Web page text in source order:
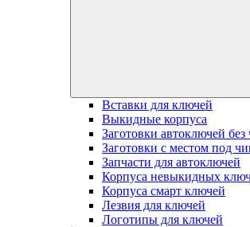
Вставки для ключей
Выкидные корпуса
Заготовки автоключей без
Заготовки с местом под
Запчасти для автоключей
Корпуса невыкидных
Корпуса смарт ключей
Лезвия для ключей
Логотипы для ключей